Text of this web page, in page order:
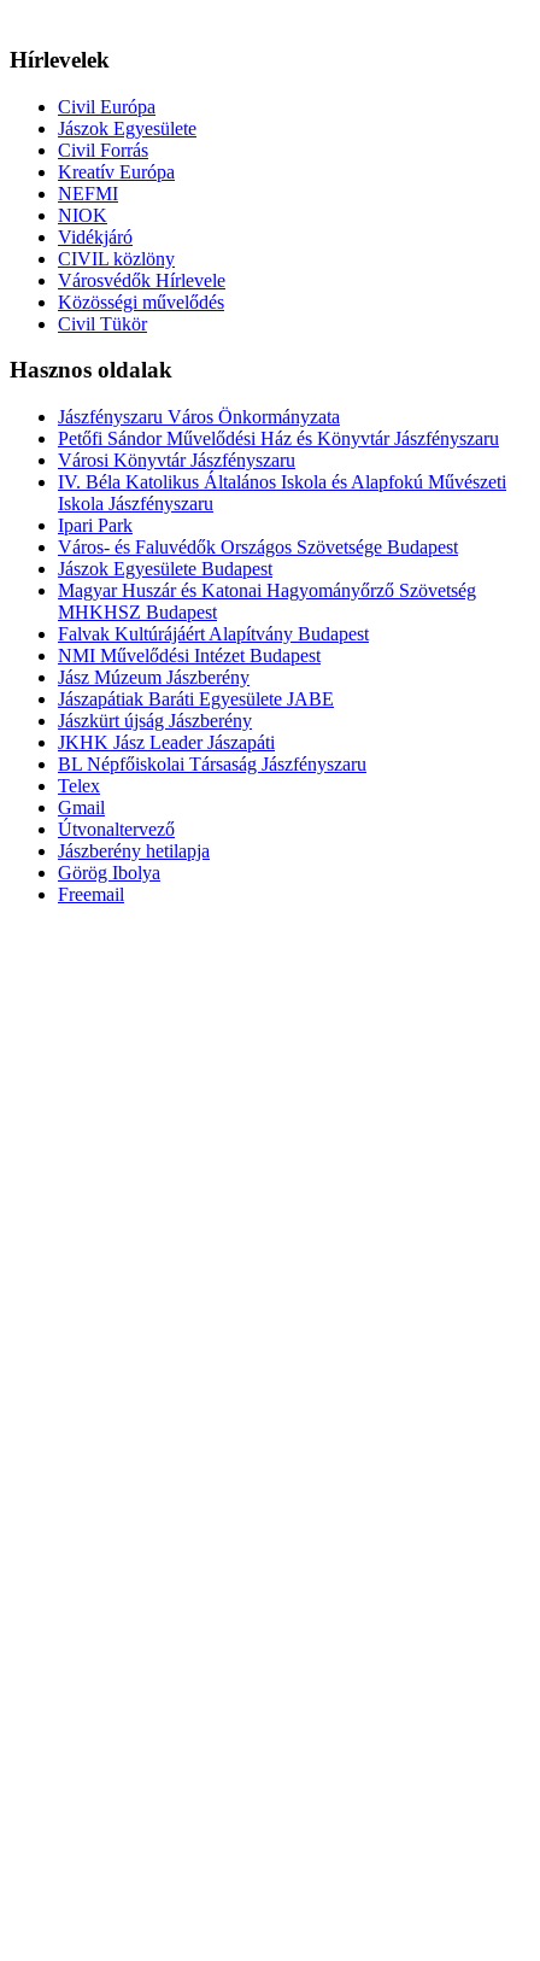
Hírlevelek
Civil Európa
Jászok Egyesülete
Civil Forrás
Kreatív Európa
NEFMI
NIOK
Vidékjáró
CIVIL közlöny
Városvédők Hírlevele
Közösségi művelődés
Civil Tükör
Hasznos oldalak
Jászfényszaru Város Önkormányzata
Petőfi Sándor Művelődési Ház és Könyvtár Jászfényszaru
Városi Könyvtár Jászfényszaru
IV. Béla Katolikus Általános Iskola és Alapfokú Művészeti
Iskola Jászfényszaru
Ipari Park
Város- és Faluvédők Országos Szövetsége Budapest
Jászok Egyesülete Budapest
Magyar Huszár és Katonai Hagyományőrző Szövetség
MHKHSZ Budapest
Falvak Kultúrájáért Alapítvány Budapest
NMI Művelődési Intézet Budapest
Jász Múzeum Jászberény
Jászapátiak Baráti Egyesülete JABE
Jászkürt újság Jászberény
JKHK Jász Leader Jászapáti
BL Népfőiskolai Társaság Jászfényszaru
Telex
Gmail
Útvonaltervező
Jászberény hetilapja
Görög Ibolya
Freemail